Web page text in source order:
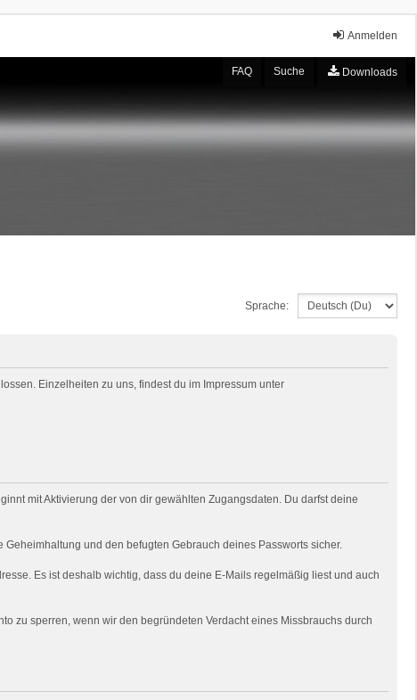
Anmelden
FAQ Suche Downloads
Sprache:
Einzelheiten zu uns, findest du im Impressum unter
mit Aktivierung der von dir gewählten Zugangsdaten. Du darfst deine
und den befugten Gebrauch deines Passworts sicher.
Es ist deshalb wichtig, dass du deine E-Mails regelmäßig liest und auch
zu sperren, wenn wir den begründeten Verdacht eines Missbrauchs durch